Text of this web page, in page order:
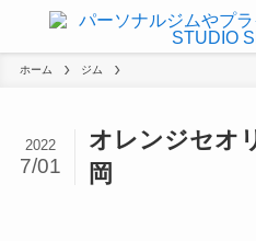
ホーム ジム
オレンジセオ
岡
2022
7/01